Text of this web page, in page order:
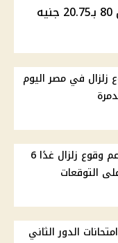
أسعار الوقود في مصر اليوم .. بنزين 80 بـ20.75 جنيه
زلزال في مصر اليوم
البحوث الفلكية تحسم مزاعم وقوع زلزال غدًا 6
التوقعات
الدور الثاني